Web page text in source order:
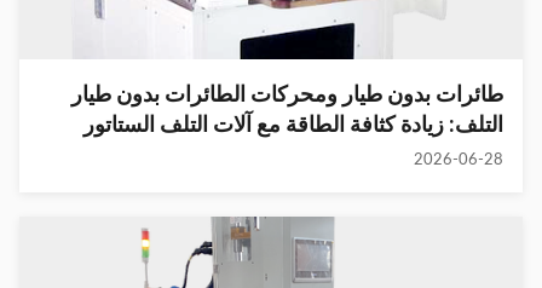
طائرات بدون طيار ومحركات الطائرات بدون طيار
التلف: زيادة كثافة الطاقة مع آلات التلف الستاتور
المتخصصة
2026-06-28